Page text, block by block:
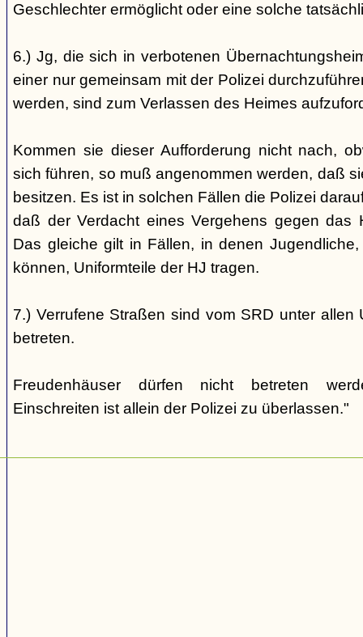
Geschlechter ermöglicht oder eine solche
6.) Jg, die sich in verbotenen
einer nur gemeinsam mit der Polizei
werden, sind zum Verlassen des Heimes
Kommen sie dieser Aufforderung nicht nach,
sich führen, so muß angenommen werden, daß
besitzen. Es ist in solchen Fällen die Polizei
daß der Verdacht eines Vergehens gegen das
Das gleiche gilt in Fällen, in denen
können, Uniformteile der HJ tragen.
7.) Verrufene Straßen sind vom SRD unter allen
betreten.
Freudenhäuser dürfen nicht betreten
Einschreiten ist allein der Polizei zu überlassen."